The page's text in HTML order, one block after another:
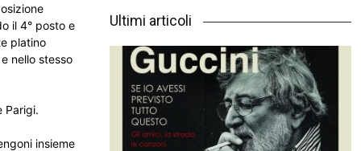
il 4° posto e
platino
nello stesso
Parigi.
insieme
Ultimi articoli